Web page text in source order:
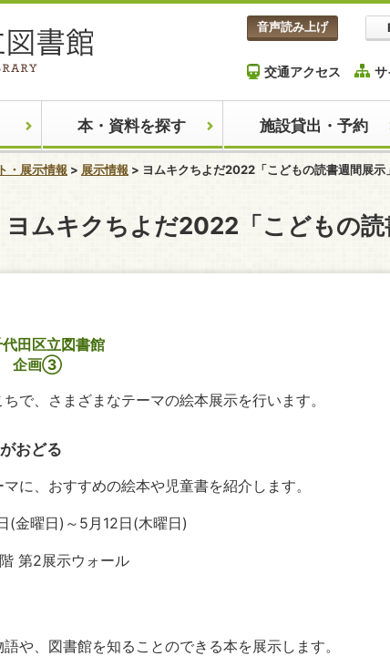
音声読み上げ
交通アクセス サ
本・資料を探す 施設貸出・予約
・展示情報 展示情報 ヨムキクちよだ2022「こどもの読書週間展示」
ヨムキクちよだ2022「こどもの読
田区立図書館
企画③
で、さまざまなテーマの絵本展示を行います。
おどる
マに、おすすめの絵本や児童書を紹介します。
(金曜日)～5月12日(木曜日)
第2展示ウォール
や、図書館を知ることのできる本を展示します。